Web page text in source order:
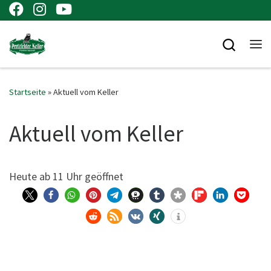
Zum Inhalt springen
Startseite »Aktuell vom Keller
Aktuell vom Keller
Heu­te ab 11 Uhr geöffnet